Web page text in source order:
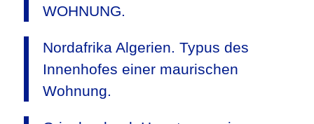
WOHNUNG.
Nordafrika Algerien. Typus des
Innenhofes einer maurischen
Wohnung.